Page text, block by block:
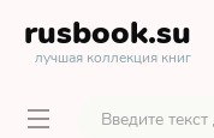
rusbook.su
лучшая коллекция книг